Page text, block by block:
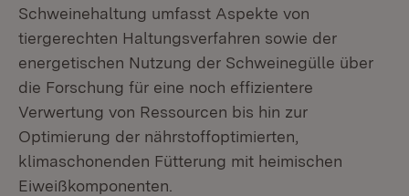
Schweinehaltung umfasst Aspekte von
tiergerechten Haltungsverfahren sowie der
energetischen Nutzung der Schweinegülle über
die Forschung für eine noch effizientere
Verwertung von Ressourcen bis hin zur
Optimierung der nährstoffoptimierten,
klimaschonenden Fütterung mit heimischen
Eiweißkomponenten.